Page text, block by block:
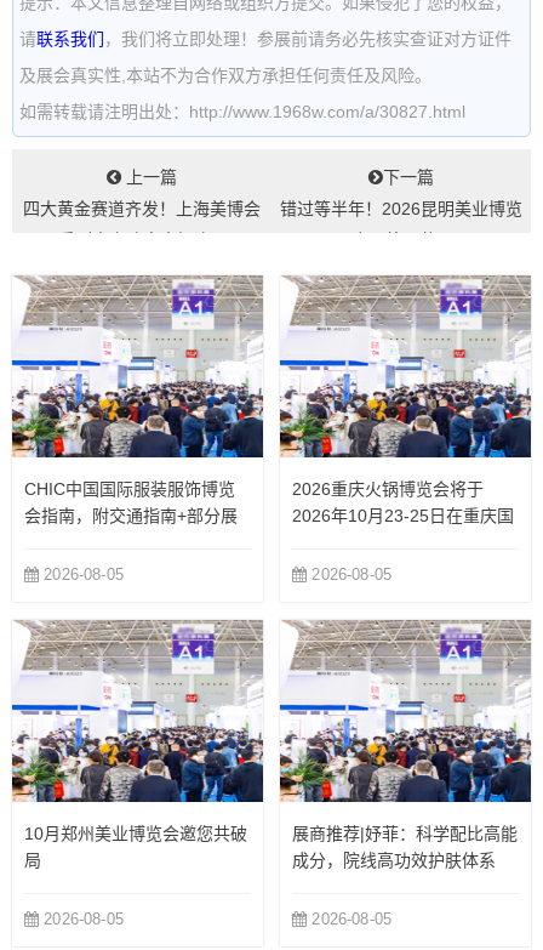
请联系我们 ，我们将立即处理！参展前请务必先核实查证对方证件
及展会真实性,本站不为合作双方承担任何责任及风险。
如需转载请注明出处：http://www.1968w.com/a/30827.html
上一篇
四大黄金赛道齐发！上海美博会
下一篇
错过等半年！2026昆明美业博览
CHIC中国国际服装服饰博览
会指南，附交通指南+部分展
2026-08-05
2026重庆火锅博览会将于
2026年10月23-25日在重庆国
2026-08-05
10月郑州美业博览会邀您共破
局
2026-08-05
展商推荐|妤菲：科学配比高能
成分，院线高功效护肤体系
2026-08-05